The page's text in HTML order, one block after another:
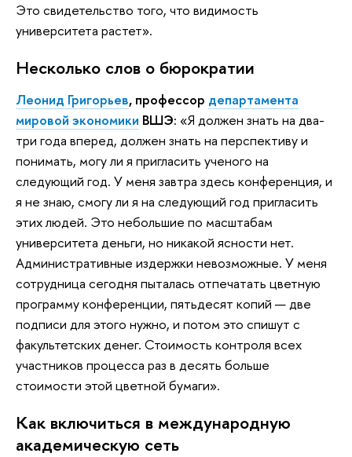
Это свидетельство того, что видимость
университета растет».
Несколько слов о бюрократии
Леонид Григорьев, профессор департамента
мировой экономики ВШЭ: «Я должен знать на два-
три года вперед, должен знать на перспективу и
понимать, могу ли я пригласить ученого на
следующий год. У меня завтра здесь конференция, и
я не знаю, смогу ли я на следующий год пригласить
этих людей. Это небольшие по масштабам
университета деньги, но никакой ясности нет.
Административные издержки невозможные. У меня
сотрудница сегодня пыталась отпечатать цветную
программу конференции, пятьдесят копий — две
подписи для этого нужно, и потом это спишут с
факультетских денег. Стоимость контроля всех
участников процесса раз в десять больше
стоимости этой цветной бумаги».
Как включиться в международную
академическую сеть